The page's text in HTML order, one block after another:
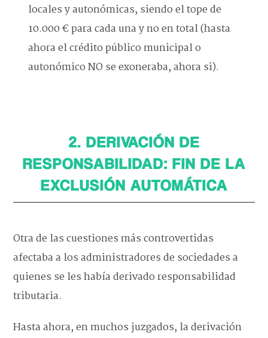
locales y autonómicas, siendo el tope de
10.000 € para cada una y no en total (hasta
ahora el crédito público municipal o
autonómico NO se exoneraba, ahora si).
2. DERIVACIÓN DE
RESPONSABILIDAD: FIN DE LA
EXCLUSIÓN AUTOMÁTICA
Otra de las cuestiones más controvertidas
afectaba a los administradores de sociedades a
quienes se les había derivado responsabilidad
tributaria.
Hasta ahora, en muchos juzgados, la derivación